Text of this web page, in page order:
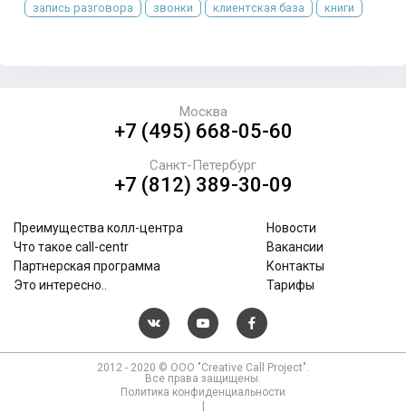
запись разговора
звонки клиентская база книги
+7 (495) 668-05-60
Москва
+7 (812) 389-30-09
Санкт-Петербург
Преимущества колл-центра
Что такое call-centr
Партнерская программа
Это интересно..
Новости
Вакансии
Контакты
Тарифы
2012 - 2020 © ООО "Creative Call Project".
Все права защищены.
Политика конфиденциальности